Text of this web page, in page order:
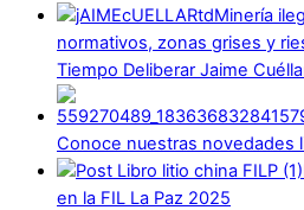
Minería
normativos, zonas grises y
Tiempo Deliberar Jaime
Conoce nuestras novedades
en la FIL La Paz 2025